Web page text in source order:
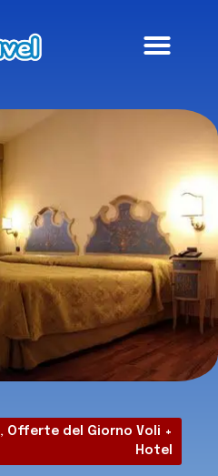
, Offerte del Giorno Voli +
Hotel